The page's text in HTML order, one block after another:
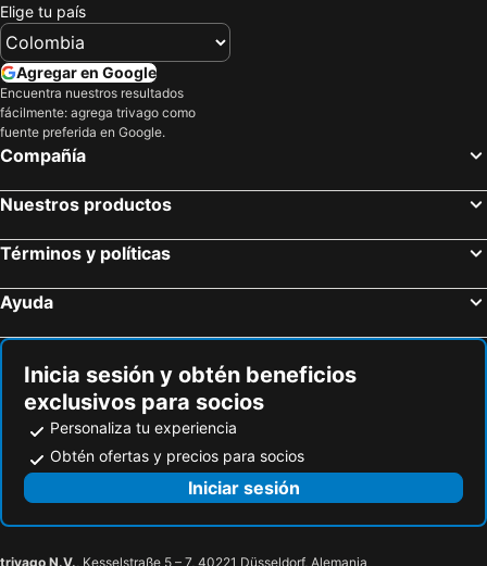
Elige tu país
Agregar en Google
Encuentra nuestros resultados
fácilmente: agrega trivago como
fuente preferida en Google.
Compañía
Nuestros productos
Términos y políticas
Ayuda
Inicia sesión y obtén beneficios
exclusivos para socios
Personaliza tu experiencia
Obtén ofertas y precios para socios
Iniciar sesión
trivago N.V., Kesselstraße 5 – 7, 40221 Düsseldorf, Alemania